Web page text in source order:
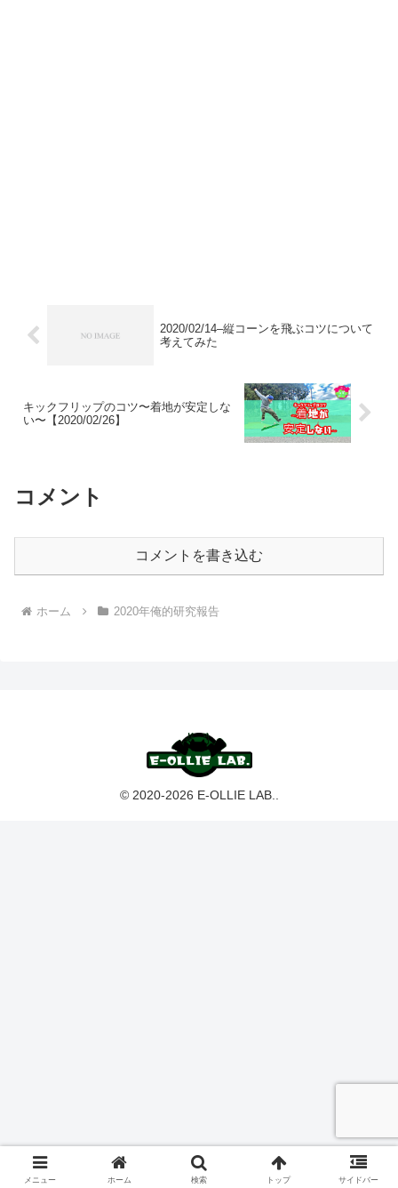
2020/02/14–縦コーンを飛ぶコツについて
考えてみた
キックフリップのコツ〜着地が安定しな
い〜【2020/02/26】
コメント
コメントを書き込む
ホーム 2020年俺的研究報告
© 2020-2026 E-OLLIE LAB..
メニュー ホーム 検索 トップ サイドバー